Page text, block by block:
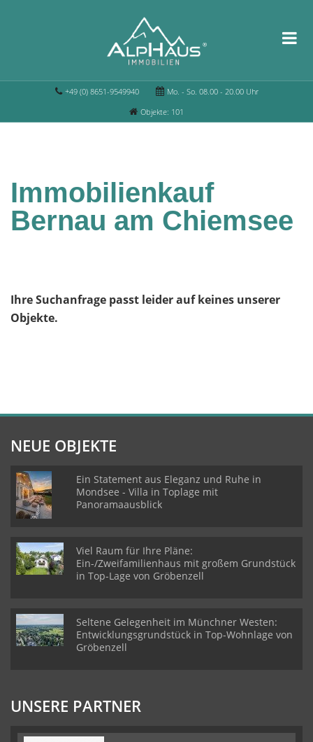
+49 (0) 8651-9549940
Mo. - So. 08.00 - 20.00 Uhr
Objekte: 101
Immobilienkauf
Bernau am Chiemsee
Ihre Suchanfrage passt leider auf keines unserer
Objekte.
NEUE OBJEKTE
Ein Statement aus Eleganz und Ruhe in
Mondsee - Villa in Toplage mit
Panoramaausblick
Viel Raum für Ihre Pläne:
Ein-/Zweifamilienhaus mit großem Grundstück
in Top-Lage von Gröbenzell
Seltene Gelegenheit im Münchner Westen:
Entwicklungsgrundstück in Top-Wohnlage von
Gröbenzell
UNSERE PARTNER